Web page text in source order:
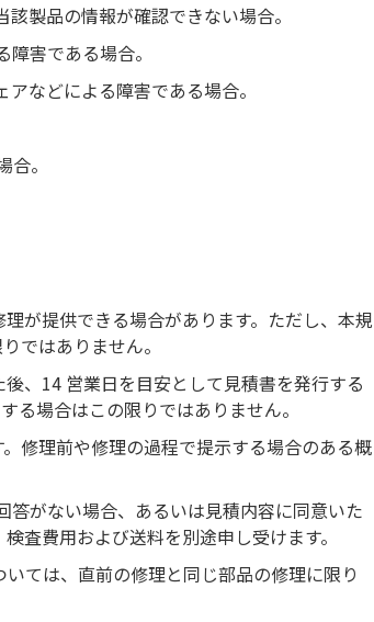
製品の情報が確認できない場合。
害である場合。
などによる障害である場合。
。
が提供できる場合があります。ただし、本規
ではありません。
、14 営業日を目安として見積書を発行する
る場合はこの限りではありません。
修理前や修理の過程で提示する場合のある概
答がない場合、あるいは見積内容に同意いた
査費用および送料を別途申し受けます。
ては、直前の修理と同じ部品の修理に限り